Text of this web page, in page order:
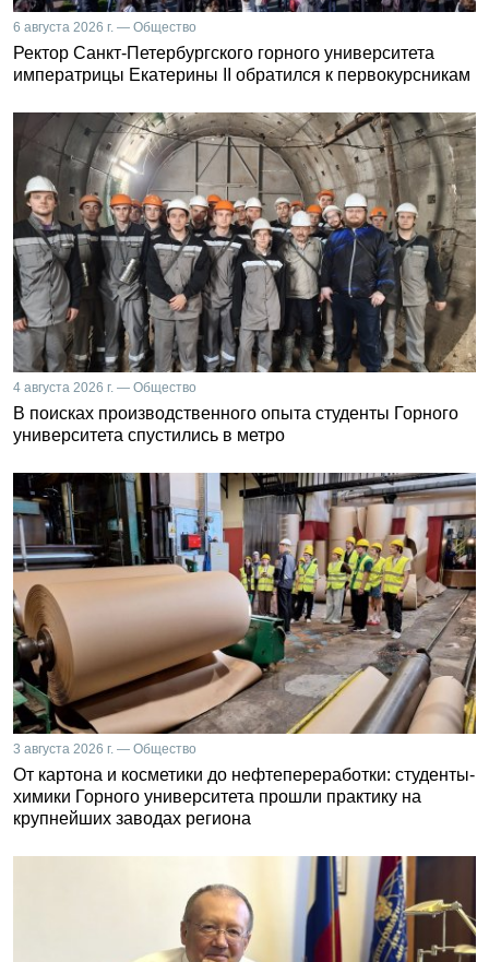
6 августа 2026 г. — Общество
Ректор Санкт-Петербургского горного университета
императрицы Екатерины II обратился к первокурсникам
4 августа 2026 г. — Общество
В поисках производственного опыта студенты Горного
университета спустились в метро
3 августа 2026 г. — Общество
От картона и косметики до нефтепереработки: студенты-
химики Горного университета прошли практику на
крупнейших заводах региона